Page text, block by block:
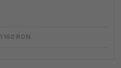
1 162 RON